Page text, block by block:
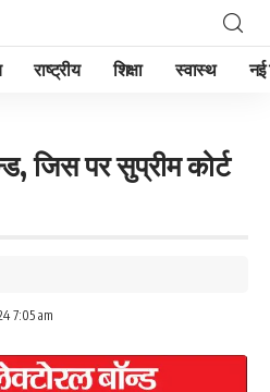
राष्ट्रीय शिक्षा स्वास्थ नई
जिस पर सुप्रीम कोर्ट
7:05 am